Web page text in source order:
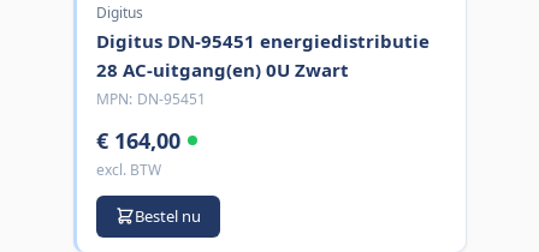
Digitus
Digitus DN-95451 energiedistributie
28 AC-uitgang(en) 0U Zwart
MPN: DN-95451
€ 164,00
excl. BTW
Bestel nu